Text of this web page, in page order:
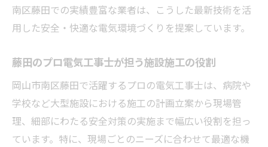
南区藤田での実績豊富な業者は、こうした最新技術を活
用した安全・快適な電気環境づくりを提案しています。
藤田のプロ電気工事士が担う施設施工の役割
岡山市南区藤田で活躍するプロの電気工事士は、病院や
学校など大型施設における施工の計画立案から現場管
理、細部にわたる安全対策の実施まで幅広い役割を担っ
ています。特に、現場ごとのニーズに合わせて最適な機